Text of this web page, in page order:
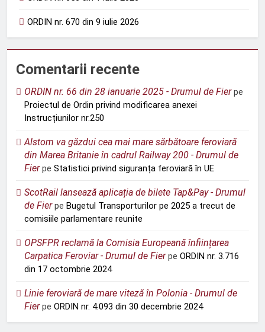
ORDIN nr. 670 din 9 iulie 2026
Comentarii recente
ORDIN nr. 66 din 28 ianuarie 2025 - Drumul de Fierpe
Proiectul de Ordin privind modificarea anexei
Instrucțiunilor nr.250
Alstom va găzdui cea mai mare sărbătoare feroviară
din Marea Britanie în cadrul Railway 200 - Drumul de
Fierpe Statistici privind siguranța feroviară în UE
ScotRail lansează aplicația de bilete Tap&Pay - Drumul
de Fierpe Bugetul Transporturilor pe 2025 a trecut de
comisiile parlamentare reunite
OPSFPR reclamă la Comisia Europeană înființarea
Carpatica Feroviar - Drumul de Fierpe ORDIN nr. 3.716
din 17 octombrie 2024
Linie feroviară de mare viteză în Polonia - Drumul de
Fierpe ORDIN nr. 4.093 din 30 decembrie 2024